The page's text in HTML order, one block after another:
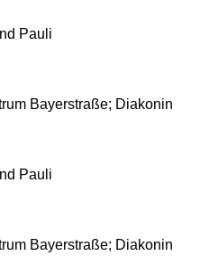
Pauli
Bayerstraße; Diakonin
Pauli
Bayerstraße; Diakonin